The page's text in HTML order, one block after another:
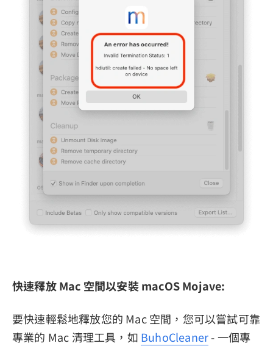
快速釋放 Mac 空間以安裝 macOS Mojave:
要快速輕鬆地釋放您的 Mac 空間，您可以嘗試可靠
專業的 Mac 清理工具，如 BuhoCleaner- 一個專